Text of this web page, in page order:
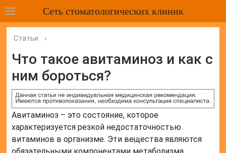
Сеть стоматологических клиник
Статьи ›
Что такое авитаминоз и как с
ним бороться?
Авитаминоз – это состояние, которое
характеризуется резкой недостаточностью
витаминов в организме. Эти вещества являются